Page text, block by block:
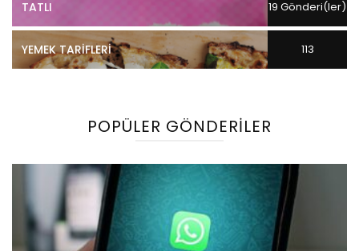
TATLI 19 Gönderi(ler)
YEMEK TARIFLERI 113
POPÜLER GÖNDERILER